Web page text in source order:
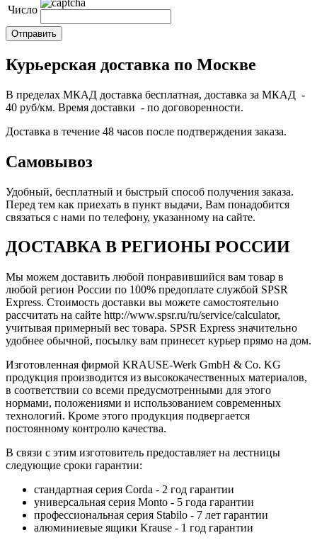
Число
Курьерская доставка по Москве
В пределах МКАД доставка бесплатная, доставка за МКАД -
40 руб/км. Время доставки - по договоренности.
Доставка в течение 48 часов после подтверждения заказа.
Самовывоз
Удобный, бесплатный и быстрый способ получения заказа.
Перед тем как приехать в пункт выдачи, Вам понадобится
связаться с нами по телефону, указанному на сайте.
ДОСТАВКА В РЕГИОНЫ РОССИИ
Мы можем доставить любой понравившийся вам товар в
любой регион России по 100% предоплате службой SPSR
Express. Стоимость доставки вы можете самостоятельно
рассчитать на сайте http://www.spsr.ru/ru/service/calculator,
учитывая примерный вес товара. SPSR Express значительно
удобнее обычной, посылку вам принесет курьер прямо на дом.
Изготовленная фирмой KRAUSE-Werk GmbH & Со. KG
продукция производится из высококачественных материалов,
в соответствии со всеми предусмотренными для этого
нормами, положениями и использованием современных
технологий. Кроме этого продукция подвергается
постоянному контролю качества.
В связи с этим изготовитель предоставляет на лестницы
следующие сроки гарантии:
стандартная серия Corda - 2 год гарантии
универсальная серия Monto - 5 года гарантии
профессиональная серия Stabilo - 7 лет гарантии
алюминиевые ящики Krause - 1 год гарантии